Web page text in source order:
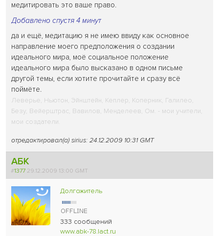
медитировать это ваше право.
Добавлено спустя 4 минут
да и ещё, медитацию я не имею ввиду как основное
направление моего предположения о создании
идеального мира, моё социальное положение
идеального мира было высказано в одном письме
другой темы, если хотите прочитайте и сразу всё
поймёте.
Леверье, Ньютон, Эйнштейн, Кеплер, Коперник, Галилео,
Безу, Вейерштрас, Вавилов, Менделеев, Ом. - мои учители,
мои создатели.
отредактировал(а) sirius: 24.12.2009 10:31 GMT
АБК
#137729.12.2009 13:00 GMT
Долгожитель
333 сообщений
www.abk-78.lact.ru